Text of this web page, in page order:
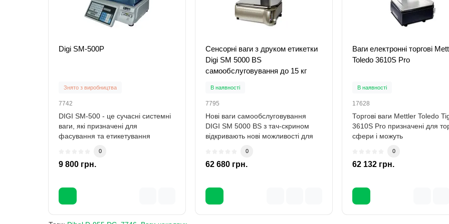
Digi SM-500P
Знято з виробництва
7742
DIGI SM-500 - це сучасні системні
ваги, які призначені для
фасування та етикетування
0
9 800 грн.
Сенсорні ваги з друком етикетки
Digi SM 5000 BS
самообслуговування до 15 кг
В наявності
7795
Нові ваги самообслуговування
DIGI SM 5000 BS з тач-скрином
відкривають нові можливості для
0
62 680 грн.
Ваги електронні торгові
Toledo 3610S Pro
В наявності
17628
Торгові ваги Mettler Toledo
3610S Pro призначені для
сфери і можуть
0
62 132 грн.